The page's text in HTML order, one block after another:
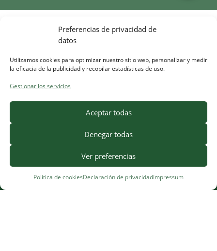
Preferencias de privacidad de
datos
Utilizamos cookies para optimizar nuestro sitio web, personalizar y medir
la eficacia de la publicidad y recopilar estadísticas de uso.
Gestionar los servicios
Aceptar todas
Denegar todas
Ver preferencias
Política de cookiesDeclaración de privacidadImpressum